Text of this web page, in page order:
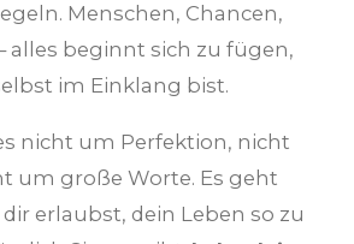
Menschen, Chancen,
alles beginnt sich zu fügen,
im Einklang bist.
nicht um Perfektion, nicht
um große Worte. Es geht
erlaubst, dein Leben so zu